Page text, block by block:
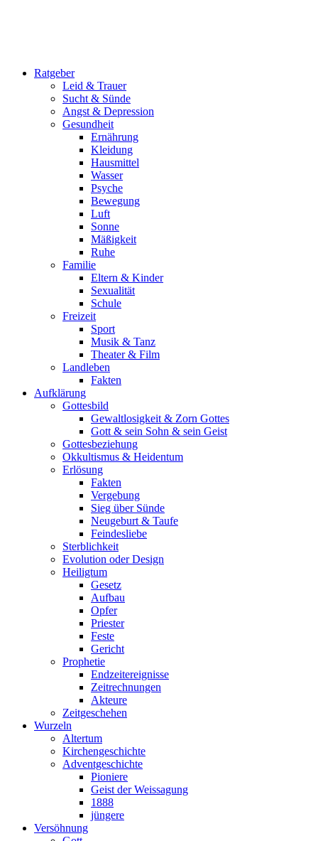
Ratgeber
Leid & Trauer
Sucht & Sünde
Angst & Depression
Gesundheit
Ernährung
Kleidung
Hausmittel
Wasser
Psyche
Bewegung
Luft
Sonne
Mäßigkeit
Ruhe
Familie
Eltern & Kinder
Sexualität
Schule
Freizeit
Sport
Musik & Tanz
Theater & Film
Landleben
Fakten
Aufklärung
Gottesbild
Gewaltlosigkeit & Zorn Gottes
Gott & sein Sohn & sein Geist
Gottesbeziehung
Okkultismus & Heidentum
Erlösung
Fakten
Vergebung
Sieg über Sünde
Neugeburt & Taufe
Feindesliebe
Sterblichkeit
Evolution oder Design
Heiligtum
Gesetz
Aufbau
Opfer
Priester
Feste
Gericht
Prophetie
Endzeitereignisse
Zeitrechnungen
Akteure
Zeitgeschehen
Wurzeln
Altertum
Kirchengeschichte
Adventgeschichte
Pioniere
Geist der Weissagung
1888
jüngere
Versöhnung